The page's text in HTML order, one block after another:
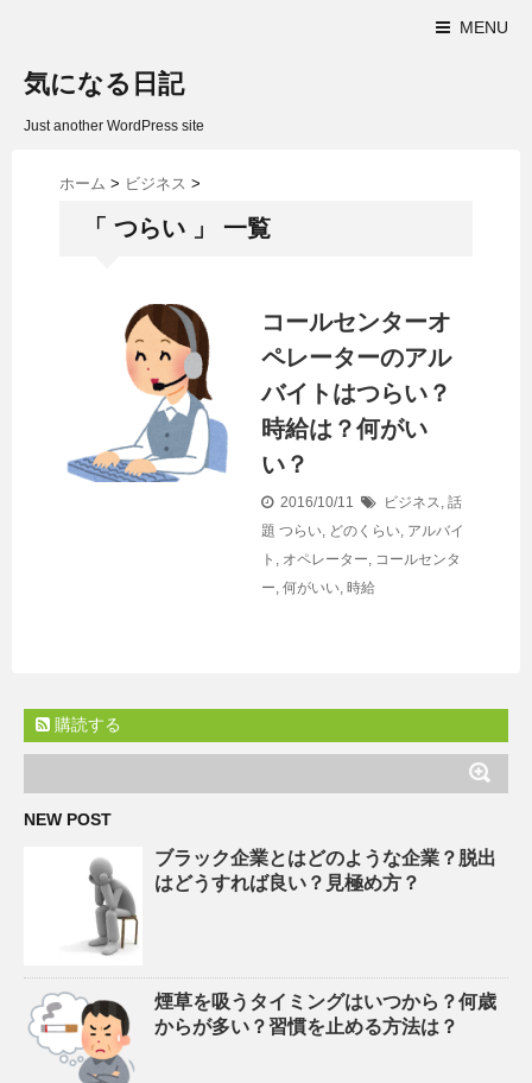
MENU
気になる日記
Just another WordPress site
ホーム > ビジネス >
「 つらい 」 一覧
コールセンターオ
ペレーターのアル
バイトはつらい？
時給は？何がい
い？
2016/10/11 ビジネス, 話
題 つらい, どのくらい, アルバイ
ト , オペレーター, コールセンタ
ー, 何がいい, 時給
購読する
NEW POST
ブラック企業とはどのような企業？脱出
はどうすれば良い？見極め方？
煙草を吸うタイミングはいつから？何歳
からが多い？習慣を止める方法は？